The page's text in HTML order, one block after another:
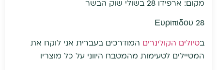
מקום: ארפידו 28 בשולי שוק הבשר
Ευριπιδου 28
בטיולים הקולינרים המודרכים בעברית אני לוקח את
המטיילים לטעימות מהמטבח היווני על כל מוצריו